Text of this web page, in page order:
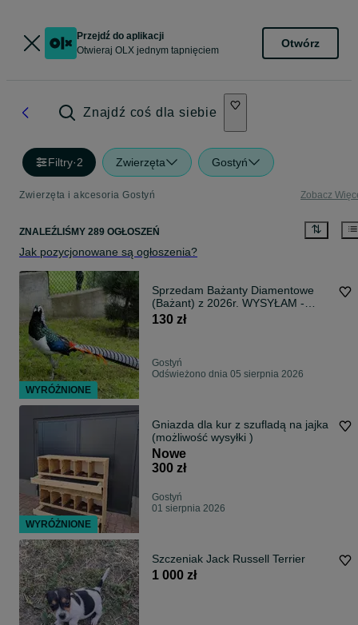
Przejdź do aplikacji
Otwieraj OLX jednym tapnięciem
Otwórz
Znajdź coś dla siebie
Filtry·2 Zwierzęta Gostyń
Zwierzęta i akcesoria Gostyń Zobacz
ZNALEŹLIŚMY 289 OGŁOSZEŃ
Jak pozycjonowane są ogłoszenia?
Sprzedam Bażanty Diamentowe
(Bażant) z 2026r. WYSYŁAM -
Samce i Samice
130 zł
Gostyń
Odświeżono dnia 05 sierpnia 2026
Gniazda dla kur z szufladą na jajka
(możliwość wysyłki )
Nowe
300 zł
Gostyń
01 sierpnia 2026
Szczeniak Jack Russell Terrier
1 000 zł
WYRÓŻNIONE
WYRÓŻNIONE